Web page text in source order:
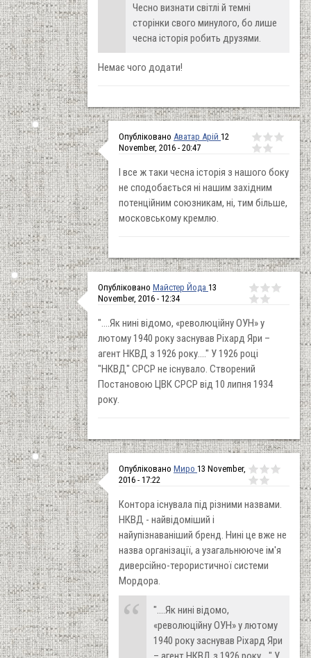
Чесно визнати світлі й темні
сторінки свого минулого, бо лише
чесна історія робить друзями.
Немає чого додати!
Опубліковано Аватар Арій 12
November, 2016 - 20:47
І все ж таки чесна історія з нашого боку
не сподобається ні нашим західним
потенційним союзникам, ні, тим більше,
московському кремлю.
Опубліковано Майстер Йода 13
November, 2016 - 12:34
"....Як нині відомо, «революційну ОУН» у
лютому 1940 року заснував Ріхард Яри –
агент НКВД з 1926 року...." У 1926 роцi
"НКВД" СРСР не iснувало. Створений
Постановою ЦВК СРСР вiд 10 липня 1934
року.
Опубліковано Миро 13 November,
2016 - 17:22
Контора існувала під різними назвами.
НКВД - найвідоміший і
найупізнаваніший бренд. Нині це вже не
назва організації, а узагальнююче ім'я
диверсійно-терористичної системи
Мордора.
"....Як нині відомо,
«революційну ОУН» у лютому
1940 року заснував Ріхард Яри